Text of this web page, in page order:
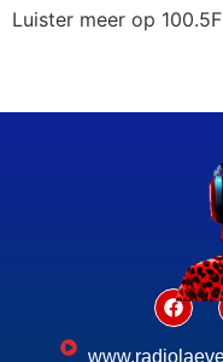
Luister meer op